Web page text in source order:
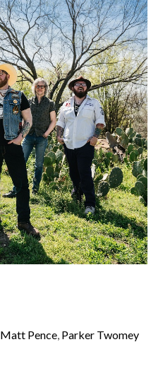
Matt Pence, Parker Twomey